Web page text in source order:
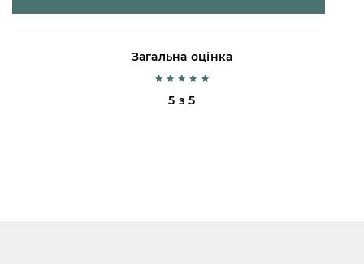
Загальна оцінка
5 з 5